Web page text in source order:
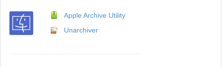
Apple Archive Utility
Unarchiver